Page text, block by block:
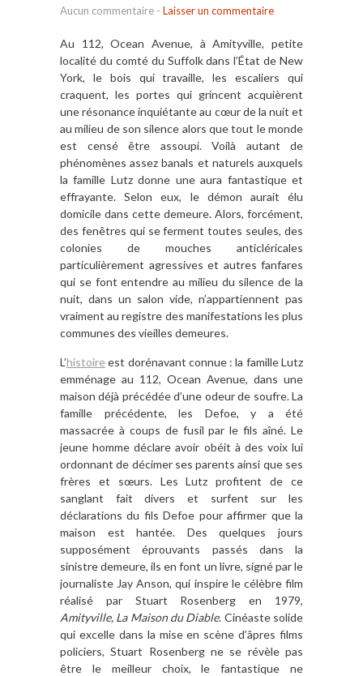
Aucun commentaire - Laisser un commentaire
Au 112, Ocean Avenue, à Amityville, petite
localité du comté du Suffolk dans l’État de New
York, le bois qui travaille, les escaliers qui
craquent, les portes qui grincent acquièrent
une résonance inquiétante au cœur de la nuit et
au milieu de son silence alors que tout le monde
est censé être assoupi. Voilà autant de
phénomènes assez banals et naturels auxquels
la famille Lutz donne une aura fantastique et
effrayante. Selon eux, le démon aurait élu
domicile dans cette demeure. Alors, forcément,
des fenêtres qui se ferment toutes seules, des
colonies de mouches anticléricales
particulièrement agressives et autres fanfares
qui se font entendre au milieu du silence de la
nuit, dans un salon vide, n’appartiennent pas
vraiment au registre des manifestations les plus
communes des vieilles demeures.
L’histoire est dorénavant connue : la famille Lutz
emménage au 112, Ocean Avenue, dans une
maison déjà précédée d’une odeur de soufre. La
famille précédente, les Defoe, y a été
massacrée à coups de fusil par le fils aîné. Le
jeune homme déclare avoir obéit à des voix lui
ordonnant de décimer ses parents ainsi que ses
frères et sœurs. Les Lutz profitent de ce
sanglant fait divers et surfent sur les
déclarations du fils Defoe pour affirmer que la
maison est hantée. Des quelques jours
supposément éprouvants passés dans la
sinistre demeure, ils en font un livre, signé par le
journaliste Jay Anson, qui inspire le célèbre film
réalisé par Stuart Rosenberg en 1979,
Amityville, La Maison du Diable. Cinéaste solide
qui excelle dans la mise en scène d’âpres films
policiers, Stuart Rosenberg ne se révèle pas
être le meilleur choix, le fantastique ne